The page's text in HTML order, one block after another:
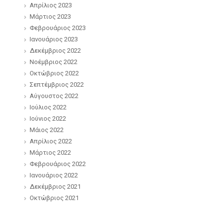
Απρίλιος 2023
Μάρτιος 2023
Φεβρουάριος 2023
Ιανουάριος 2023
Δεκέμβριος 2022
Νοέμβριος 2022
Οκτώβριος 2022
Σεπτέμβριος 2022
Αύγουστος 2022
Ιούλιος 2022
Ιούνιος 2022
Μάιος 2022
Απρίλιος 2022
Μάρτιος 2022
Φεβρουάριος 2022
Ιανουάριος 2022
Δεκέμβριος 2021
Οκτώβριος 2021